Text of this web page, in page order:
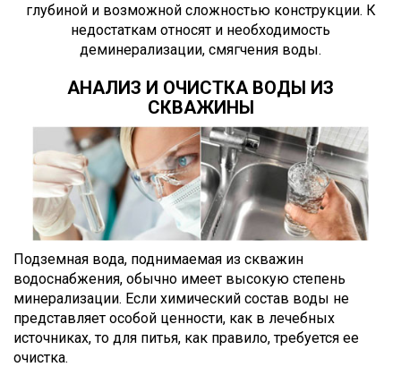
глубиной и возможной сложностью конструкции. К
недостаткам относят и необходимость
деминерализации, смягчения воды.
АНАЛИЗ И ОЧИСТКА ВОДЫ ИЗ
СКВАЖИНЫ
Подземная вода, поднимаемая из скважин
водоснабжения, обычно имеет высокую степень
минерализации. Если химический состав воды не
представляет особой ценности, как в лечебных
источниках, то для питья, как правило, требуется ее
очистка.